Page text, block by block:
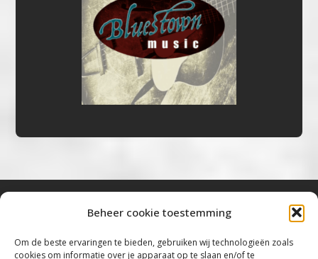
Beheer cookie toestemming
Om de beste ervaringen te bieden, gebruiken wij technologieën zoals
cookies om informatie over je apparaat op te slaan en/of te